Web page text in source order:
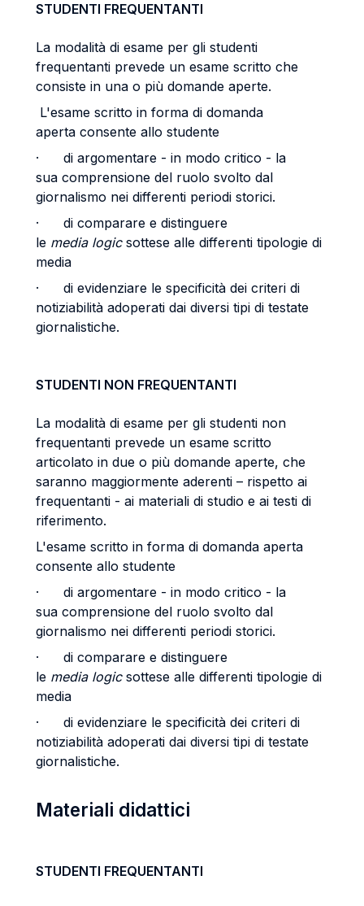
STUDENTI FREQUENTANTI
La modalità di esame per gli studenti
frequentanti prevede un esame scritto che
consiste in una o più domande aperte.
L'esame scritto in forma di domanda
aperta consente allo studente
· di argomentare - in modo critico - la
sua comprensione del ruolo svolto dal
giornalismo nei differenti periodi storici.
· di comparare e distinguere
le media logicsottese alle differenti tipologie di
media
· di evidenziare le specificità dei criteri di
notiziabilità adoperati dai diversi tipi di testate
giornalistiche.
STUDENTI NON FREQUENTANTI
La modalità di esame per gli studenti non
frequentanti prevede un esame scritto
articolato in due o più domande aperte, che
saranno maggiormente aderenti – rispetto ai
frequentanti - ai materiali di studio e ai testi di
riferimento.
L'esame scritto in forma di domanda aperta
consente allo studente
· di argomentare - in modo critico - la
sua comprensione del ruolo svolto dal
giornalismo nei differenti periodi storici.
· di comparare e distinguere
le media logicsottese alle differenti tipologie di
media
· di evidenziare le specificità dei criteri di
notiziabilità adoperati dai diversi tipi di testate
giornalistiche.
Materiali didattici
STUDENTI FREQUENTANTI